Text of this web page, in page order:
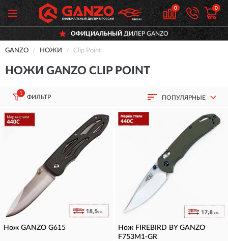
0 0
ОФИЦИАЛЬНЫЙДИЛЕР GANZO
GANZO НОЖИ Clip Point
НОЖИ GANZO CLIP POINT
1
ФИЛЬТР ПОПУЛЯРНЫЕ
Нож GANZO G615
Нож FIREBIRD BY GANZO
F753M1-GR